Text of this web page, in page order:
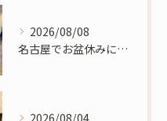
2026/08/08
名古屋でお盆休みに遊ぶならSoLaCeへ！滑り込み予約も歓迎です！
2026/08/04